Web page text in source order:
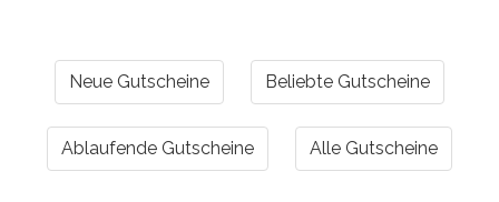
Neue Gutscheine Beliebte Gutscheine
Ablaufende Gutscheine Alle Gutscheine